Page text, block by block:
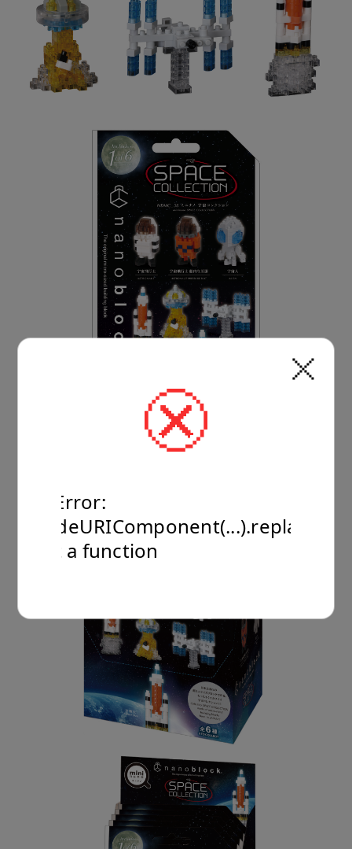
TypeError:
encodeURIComponent(...).replaceAll
is not a function